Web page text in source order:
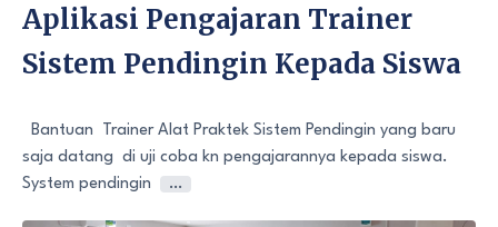
Aplikasi Pengajaran Trainer
Sistem Pendingin Kepada Siswa
Bantuan Trainer Alat Praktek Sistem Pendingin yang baru
saja datang di uji coba kn pengajarannya kepada siswa.
System pendingin
…